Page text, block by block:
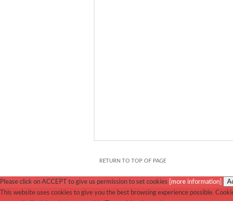
RETURN TO TOP OF PAGE
Please click on ACCEPT to give us permission to set cookies [more information]
This website uses cookies to give you the best browsing experience possible.